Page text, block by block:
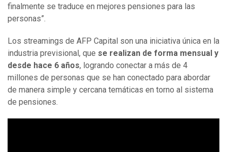
finalmente se traduce en mejores pensiones para las
personas”.
Los streamings de AFP Capital son una iniciativa única en la
industria previsional, que se realizan de forma mensual y
desde hace 6 años, logrando conectar a más de 4
millones de personas que se han conectado para abordar
de manera simple y cercana temáticas en torno al sistema
de pensiones.